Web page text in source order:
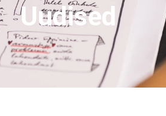
Uudised